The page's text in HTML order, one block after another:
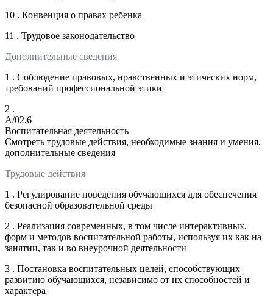
10 . Конвенция о правах ребенка
11 . Трудовое законодательство
Дополнительные сведения
1 . Соблюдение правовых, нравственных и этических норм,
требований профессиональной этики
2 .
A/02.6
Воспитательная деятельность
Смотреть трудовые действия, необходимые знания и умения,
дополнительные сведения
Трудовые действия
1 . Регулирование поведения обучающихся для обеспечения
безопасной образовательной среды
2 . Реализация современных, в том числе интерактивных,
форм и методов воспитательной работы, используя их как на
занятии, так и во внеурочной деятельности
3 . Постановка воспитательных целей, способствующих
развитию обучающихся, независимо от их способностей и
характера